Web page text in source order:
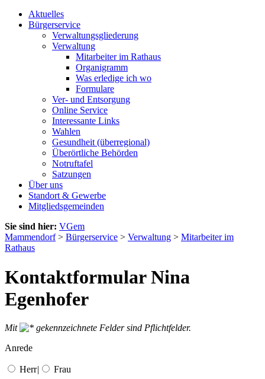
Aktuelles
Bürgerservice
Verwaltungsgliederung
Verwaltung
Mitarbeiter im Rathaus
Organigramm
Was erledige ich wo
Formulare
Ver- und Entsorgung
Online Service
Interessante Links
Wahlen
Gesundheit (überregional)
Überörtliche Behörden
Notruftafel
Satzungen
Über uns
Standort & Gewerbe
Mitgliedsgemeinden
Sie sind hier: VGem
Mammendorf> Bürgerservice > Verwaltung > Mitarbeiter im
Rathaus
Kontaktformular Nina
Egenhofer
Mit
gekennzeichnete Felder sind Pflichtfelder.
Anrede
Herr| Frau